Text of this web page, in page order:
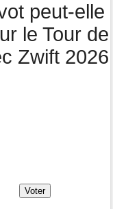
peut-elle
le Tour de
Zwift 2026